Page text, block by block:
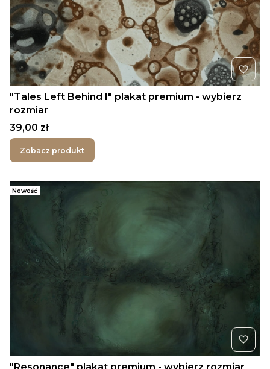
"Tales Left Behind I" plakat premium - wybierz
rozmiar
Cena
39,00 zł
Zobacz produkt
Nowość